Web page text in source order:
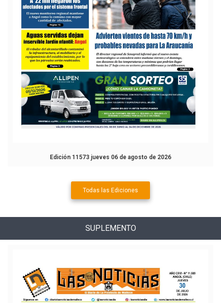
Edición 11573 jueves 06 de agosto de 2026
Todas las Ediciones
SUPLEMENTO